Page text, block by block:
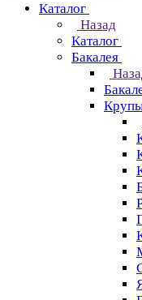
Каталог
Назад
Каталог
Бакалея